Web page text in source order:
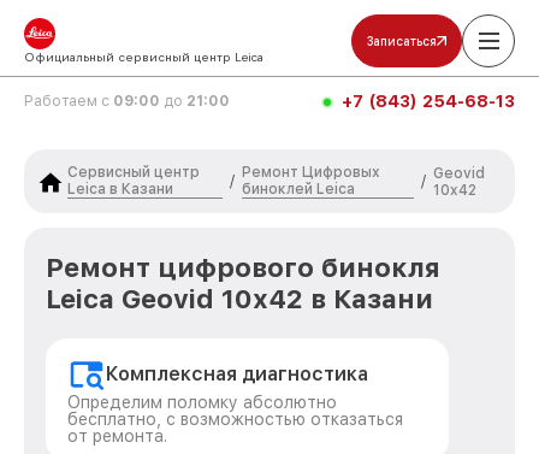
Официальный сервисный центр Leica
Записаться
Работаем с 09:00 до 21:00 +7 (843) 254-68-13
Сервисный центр
Leica в Казани
/
Ремонт Цифровых
биноклей Leica
/ Geovid
10x42
Ремонт цифрового бинокля
Leica Geovid 10x42 в Казани
Комплексная диагностика
Определим поломку абсолютно
бесплатно, с возможностью отказаться
от ремонта.